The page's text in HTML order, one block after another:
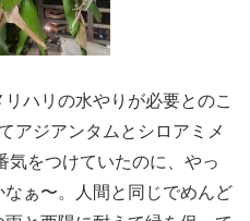
ハリの水やりが必要とのこ
アジアンタムとシロアミメ
気をつけていたのに、やっ
ぁ〜。人間と同じでめんど